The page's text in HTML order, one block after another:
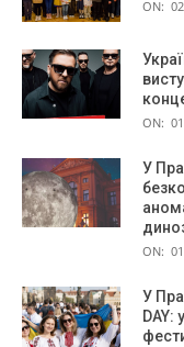
ON:
ON:
У
ON:
У
DAY: